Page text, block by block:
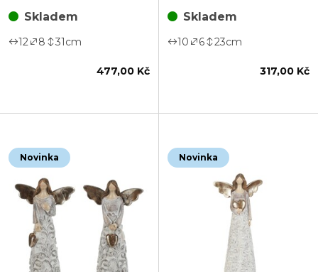
Skladem
12 8 31cm
477,00 Kč
Skladem
10 6 23cm
317,00 Kč
Novinka Novinka